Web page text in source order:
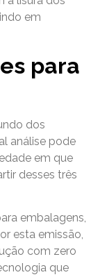
em
para
dos
análise pode
em que
desses três
embalagens,
esta emissão,
com zero
que